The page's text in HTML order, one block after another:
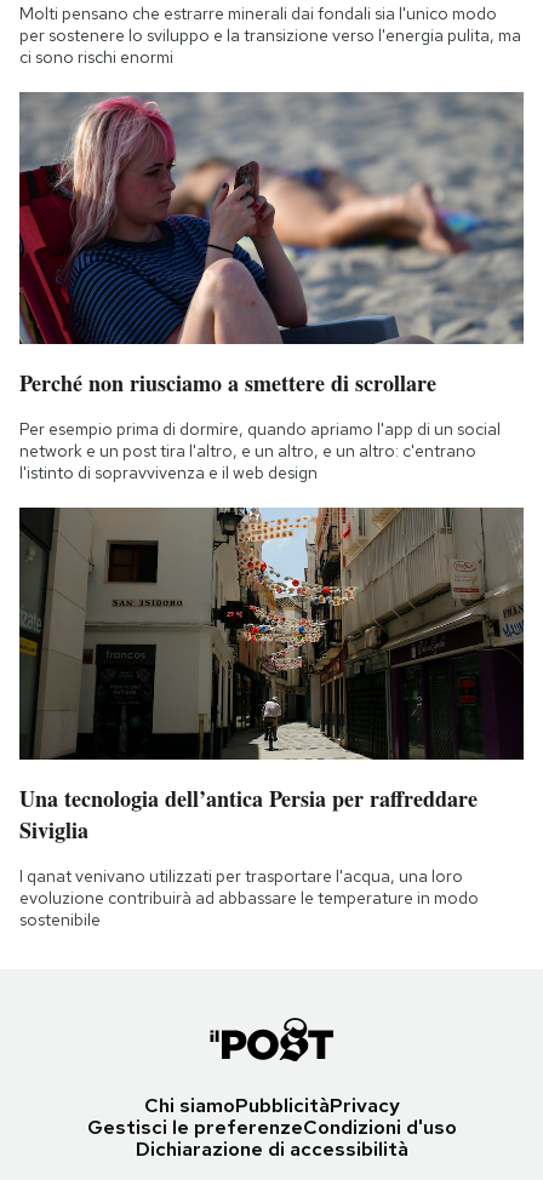
Molti pensano che estrarre minerali dai fondali sia l'unico modo
per sostenere lo sviluppo e la transizione verso l'energia pulita, ma
ci sono rischi enormi
Perché non riusciamo a smettere di scrollare
Per esempio prima di dormire, quando apriamo l'app di un social
network e un post tira l'altro, e un altro, e un altro: c'entrano
l'istinto di sopravvivenza e il web design
Una tecnologia dell’antica Persia per raffreddare
Siviglia
I qanat venivano utilizzati per trasportare l'acqua, una loro
evoluzione contribuirà ad abbassare le temperature in modo
sostenibile
Chi siamoPubblicitàPrivacy
Gestisci le preferenzeCondizioni d'uso
Dichiarazione di accessibilità